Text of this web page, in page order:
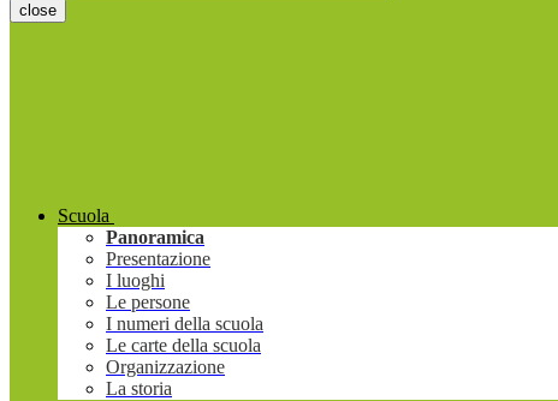
close
Scuola
Panoramica
Presentazione
I luoghi
Le persone
I numeri della scuola
Le carte della scuola
Organizzazione
La storia